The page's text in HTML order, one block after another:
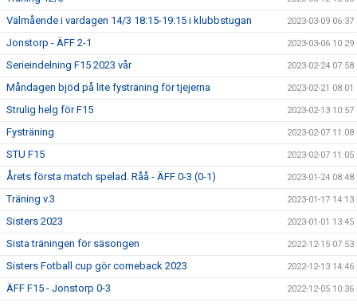
Välmående i vardagen 14/3 18:15-19:15 i klubbstugan 2023-03-09 06:37
Jonstorp - ÄFF 2-1 2023-03-06 10:29
Serieindelning F15 2023 vår 2023-02-24 07:58
Måndagen bjöd på lite fysträning för tjejerna 2023-02-21 08:01
Strulig helg för F15 2023-02-13 10:57
Fysträning 2023-02-07 11:08
STU F15 2023-02-07 11:05
Årets första match spelad. Råå - ÄFF 0-3 (0-1) 2023-01-24 08:48
Träning v.3 2023-01-17 14:13
Sisters 2023 2023-01-01 13:45
Sista träningen för säsongen 2022-12-15 07:53
Sisters Fotball cup gör comeback 2023 2022-12-13 14:46
ÄFF F15 - Jonstorp 0-3 2022-12-05 10:36